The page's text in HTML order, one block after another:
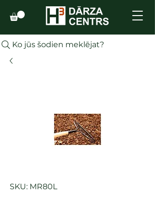
Ko jūs šodien meklējat?
SKU: MR80L